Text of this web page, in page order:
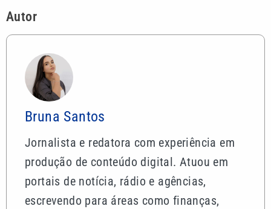
Autor
Bruna Santos
Jornalista e redatora com experiência em
produção de conteúdo digital. Atuou em
portais de notícia, rádio e agências,
escrevendo para áreas como finanças,